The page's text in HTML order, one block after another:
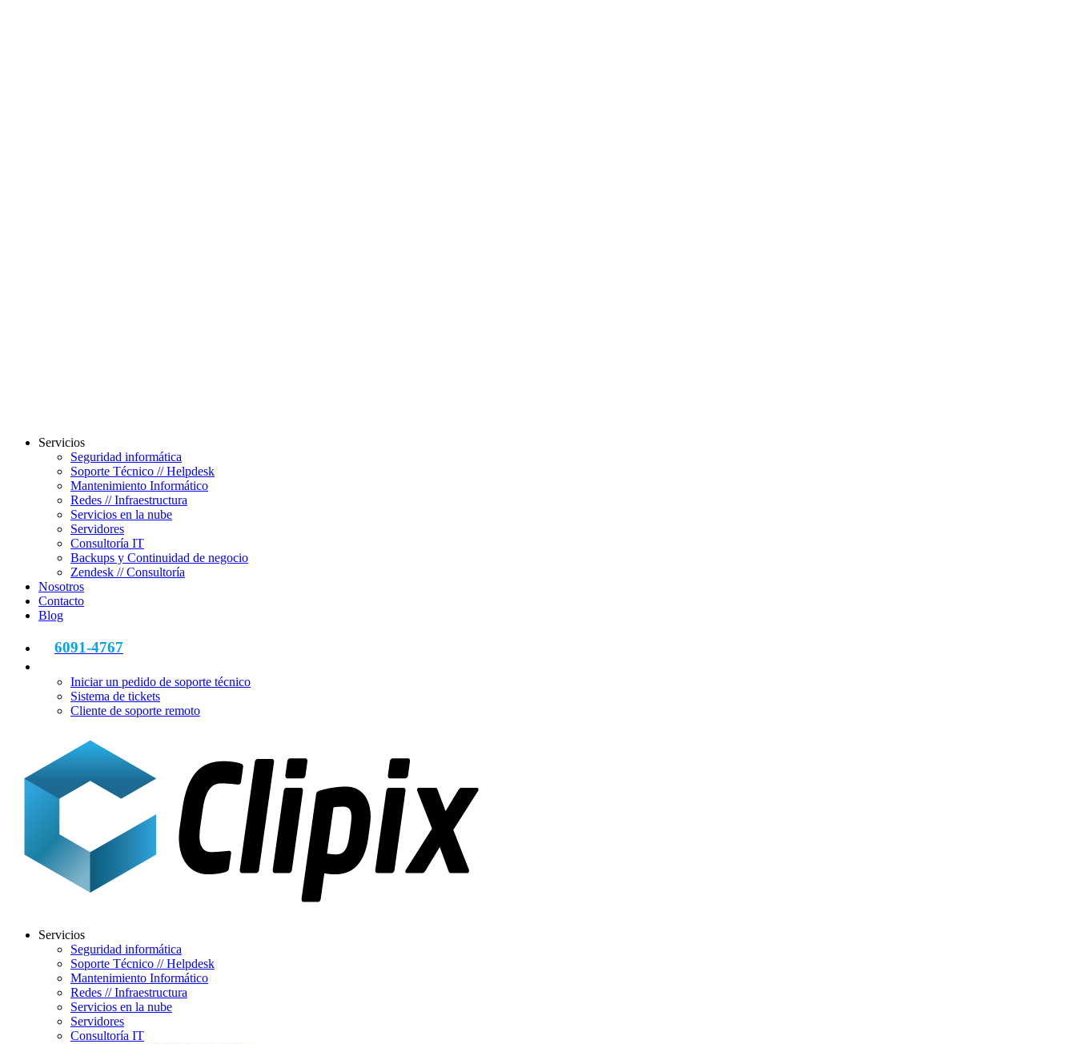
Servicios
Seguridad informática
Soporte Técnico // Helpdesk
Mantenimiento Informático
Redes // Infraestructura
Servicios en la nube
Servidores
Consultoría IT
Backups y Continuidad de negocio
Zendesk // Consultoría
Nosotros
Contacto
Blog
6091-4767
Iniciar un pedido de soporte técnico
Sistema de tickets
Cliente de soporte remoto
Servicios
Seguridad informática
Soporte Técnico // Helpdesk
Mantenimiento Informático
Redes // Infraestructura
Servicios en la nube
Servidores
Consultoría IT